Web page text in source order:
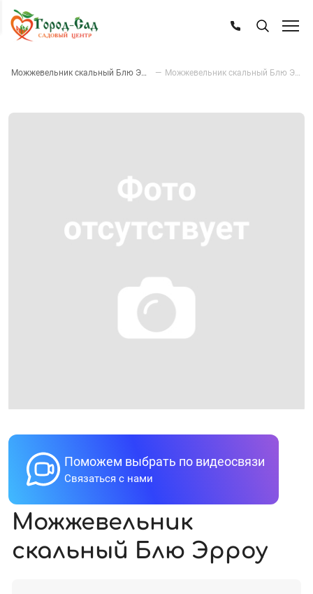
Можжевельник скальный Блю Эрроу —
Поможем выбрать по видеосвязи
Связаться с нами
Можжевельник
скальный Блю Эрроу